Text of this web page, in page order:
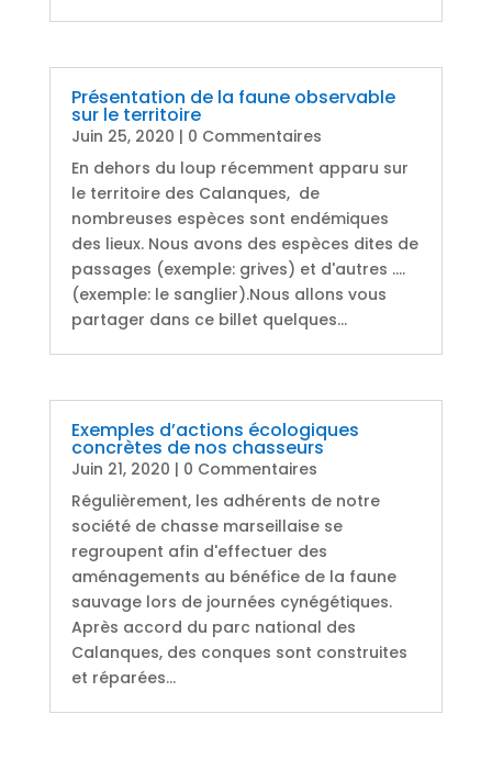
Présentation de la faune observable
sur le territoire
Juin 25, 2020 | 0 Commentaires
En dehors du loup récemment apparu sur
le territoire des Calanques, de
nombreuses espèces sont endémiques
des lieux. Nous avons des espèces dites de
passages (exemple: grives) et d'autres ....
(exemple: le sanglier).Nous allons vous
partager dans ce billet quelques...
Exemples d’actions écologiques
concrètes de nos chasseurs
Juin 21, 2020 | 0 Commentaires
Régulièrement, les adhérents de notre
société de chasse marseillaise se
regroupent afin d'effectuer des
aménagements au bénéfice de la faune
sauvage lors de journées cynégétiques.
Après accord du parc national des
Calanques, des conques sont construites
et réparées...